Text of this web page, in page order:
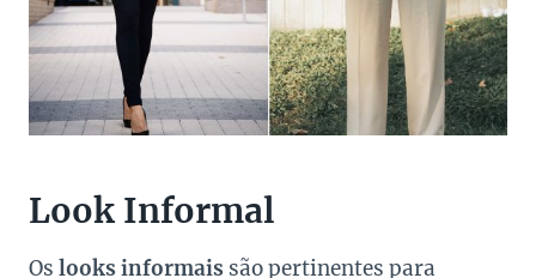
Look Informal
Os looks informais são pertinentes para